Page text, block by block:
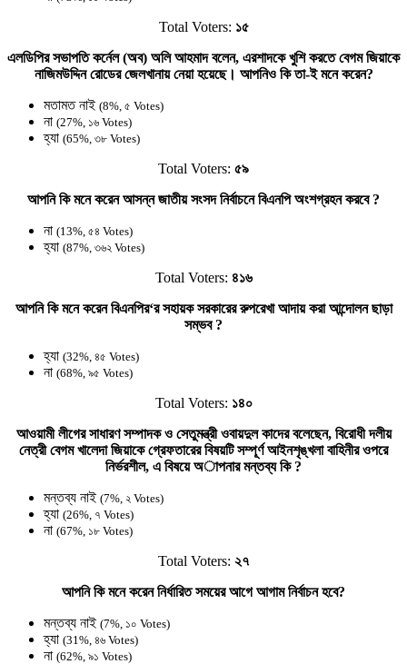
Total Voters: ১৫
এলডিপির সভাপতি কর্নেল (অব) অলি আহমাদ বলেন, এরশাদকে খুশি করতে বেগম জিয়াকে
নাজিমউদ্দিন রোডের জেলখানায় নেয়া হয়েছে। আপনিও কি তা-ই মনে করেন?
মতামত নাই (8%, ৫ Votes)
না (27%, ১৬ Votes)
হ্যা (65%, ৩৮ Votes)
Total Voters: ৫৯
আপনি কি মনে করেন আসন্ন জাতীয় সংসদ নির্বাচনে বিএনপি অংশগ্রহন করবে ?
না (13%, ৫৪ Votes)
হ্যা (87%, ৩৬২ Votes)
Total Voters: ৪১৬
আপনি কি মনে করেন বিএনপির‘র সহায়ক সরকারের রুপরেখা আদায় করা আন্দোলন ছাড়া
সম্ভব ?
হ্যা (32%, ৪৫ Votes)
না (68%, ৯৫ Votes)
Total Voters: ১৪০
আওয়ামী লীগের সাধারণ সম্পাদক ও সেতুমন্ত্রী ওবায়দুল কাদের বলেছেন, বিরোধী দলীয়
নেত্রী বেগম খালেদা জিয়াকে গ্রেফতারের বিষয়টি সম্পূর্ণ আইনশৃঙ্খলা বাহিনীর ওপরে
নির্ভরশীল, এ বিষয়ে অাপনার মন্তব্য কি ?
মন্তব্য নাই (7%, ২ Votes)
হ্যা (26%, ৭ Votes)
না (67%, ১৮ Votes)
Total Voters: ২৭
আপনি কি মনে করেন নির্ধারিত সময়ের আগে আগাম নির্বাচন হবে?
মন্তব্য নাই (7%, ১০ Votes)
হ্যা (31%, ৪৬ Votes)
না (62%, ৯১ Votes)